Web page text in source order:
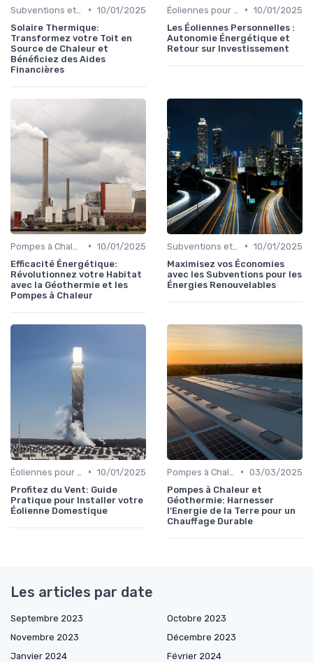
• 10/01/2025
Solaire Thermique:
Transformez votre Toit en
Source de Chaleur et
Bénéficiez des Aides
Financières
• 10/01/2025
Les Éoliennes Personnelles :
Autonomie Énergétique et
Retour sur Investissement
• 10/01/2025
Efficacité Énergétique:
Révolutionnez votre Habitat
avec la Géothermie et les
Pompes à Chaleur
• 10/01/2025
Maximisez vos Économies
avec les Subventions pour les
Énergies Renouvelables
• 10/01/2025
Profitez du Vent: Guide
Pratique pour Installer votre
Éolienne Domestique
• 03/03/2025
Pompes à Chaleur et
Géothermie: Harnesser
l'Energie de la Terre pour un
Chauffage Durable
Les articles par date
Septembre 2023
Octobre 2023
Novembre 2023
Décembre 2023
Janvier 2024
Février 2024